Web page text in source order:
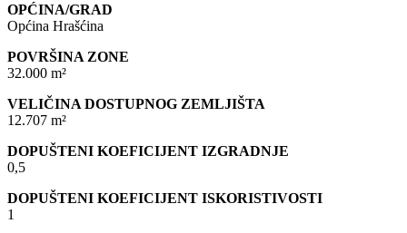
OPĆINA/GRAD
Općina Hrašćina
POVRŠINA ZONE
32.000 m²
VELIČINA DOSTUPNOG ZEMLJIŠTA
12.707 m²
DOPUŠTENI KOEFICIJENT IZGRADNJE
0,5
DOPUŠTENI KOEFICIJENT ISKORISTIVOSTI
1